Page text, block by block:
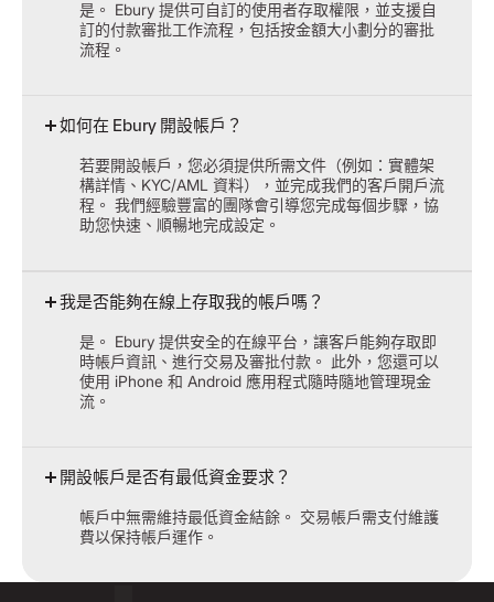
是。 Ebury 提供可自訂的使用者存取權限，並支援自
訂的付款審批工作流程，包括按金額大小劃分的審批
流程。
如何在 Ebury 開設帳戶？
若要開設帳戶，您必須提供所需文件（例如：實體架
構詳情、KYC/AML 資料），並完成我們的客戶開戶流
程。 我們經驗豐富的團隊會引導您完成每個步驟，協
助您快速、順暢地完成設定。
我是否能夠在線上存取我的帳戶嗎？
是。 Ebury 提供安全的在線平台，讓客戶能夠存取即
時帳戶資訊、進行交易及審批付款。 此外，您還可以
使用 iPhone 和 Android 應用程式隨時隨地管理現金
流。
開設帳戶是否有最低資金要求？
帳戶中無需維持最低資金結餘。 交易帳戶需支付維護
費以保持帳戶運作。